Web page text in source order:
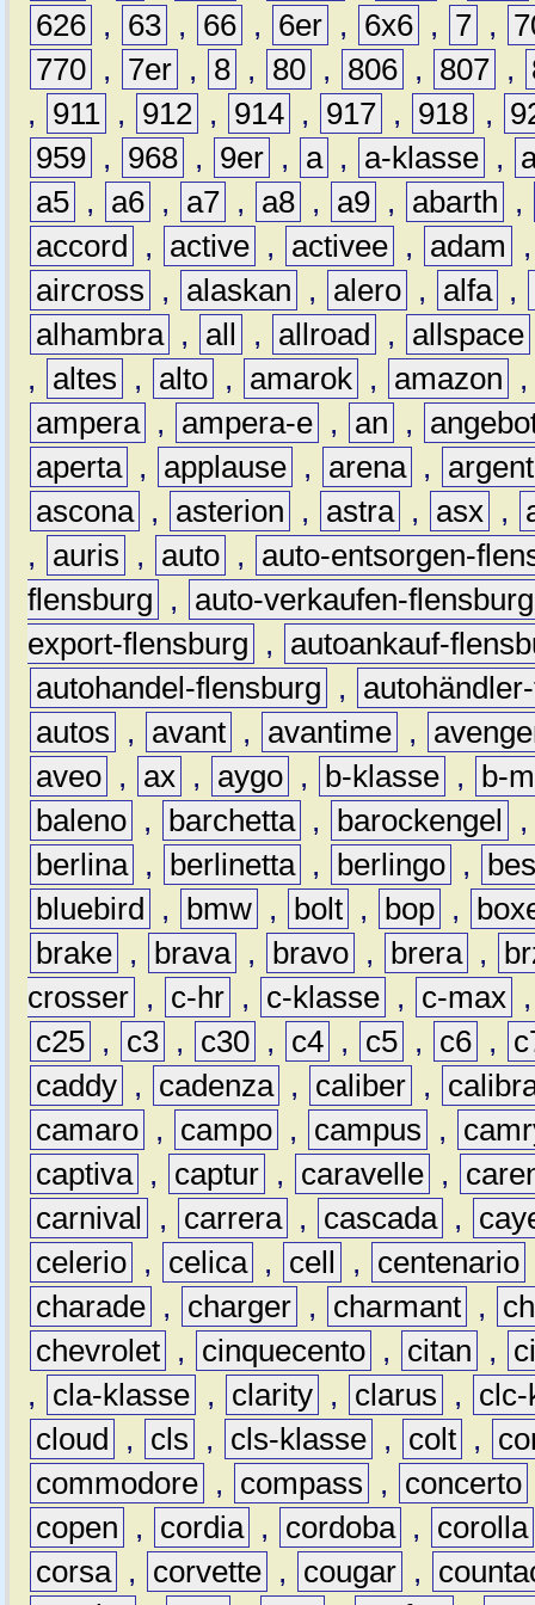
626 , 63 , 66 , 6er , 6x6 , 7 ,
770 , 7er , 8 , 80 , 806 , 807 ,
,
911 , 912 , 914 , 917 , 918 ,
959 , 968 , 9er , a , a-klasse ,
a5 , a6 , a7 , a8 , a9 , abarth
,
accord
, active , activee , adam
aircross
, alaskan , alero , alfa ,
alhambra , all , allroad , allspace
,
altes , alto , amarok , amazon
ampera , ampera-e , an ,
aperta , applause , arena ,
ascona , asterion , astra , asx ,
,
auris , auto ,
auto-entsorgen-
flensburg
,
auto-verkaufen-flensburg
export-flensburg
,
autoankauf-
autohandel-flensburg
,
autos
, avant , avantime ,
aveo , ax , aygo , b-klasse ,
b-
baleno , barchetta , barockengel
berlina , berlinetta , berlingo ,
bluebird
, bmw , bolt , bop ,
brake , brava , bravo , brera ,
crosser , c-hr , c-klasse , c-max
c25 , c3 , c30 , c4 , c5 , c6 ,
caddy , cadenza , caliber ,
camaro , campo , campus ,
captiva , captur , caravelle ,
carnival
, carrera , cascada ,
celerio , celica , cell , centenario
charade , charger , charmant ,
chevrolet , cinquecento , citan ,
,
cla-klasse , clarity , clarus ,
clc-
cloud
, cls , cls-klasse , colt ,
commodore , compass , concerto
copen
, cordia , cordoba ,
corolla
corsa , corvette , cougar ,